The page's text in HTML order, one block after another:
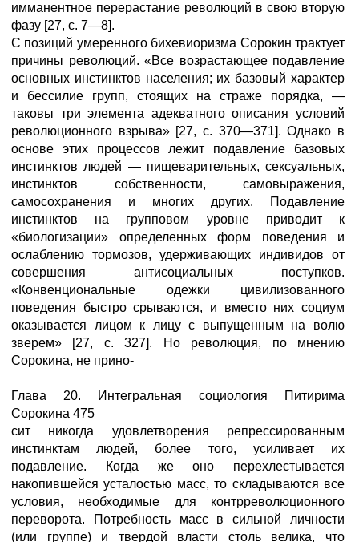
имманентное перерастание революций в свою вторую
фазу [27, с. 7—8].
С позиций умеренного бихевиоризма Сорокин трактует
причины революций. «Все возрастающее подавление
основных инстинктов населения; их базовый характер
и бессилие групп, стоящих на страже порядка, —
таковы три элемента адекватного описания условий
революционного взрыва» [27, с. 370—371]. Однако в
основе этих процессов лежит подавление базовых
инстинктов людей — пищеварительных, сексуальных,
инстинктов собственности, самовыражения,
самосохранения и многих других. Подавление
инстинктов на групповом уровне приводит к
«биологизации» определенных форм поведения и
ослаблению тормозов, удерживающих индивидов от
совершения антисоциальных поступков.
«Конвенциональные одежки цивилизованного
поведения быстро срываются, и вместо них социум
оказывается лицом к лицу с выпущенным на волю
зверем» [27, с. 327]. Но революция, по мнению
Сорокина, не прино-
Глава 20. Интегральная социология Питирима
Сорокина 475
сит никогда удовлетворения репрессированным
инстинктам людей, более того, усиливает их
подавление. Когда же оно перехлестывается
накопившейся усталостью масс, то складываются все
условия, необходимые для контрреволюционного
переворота. Потребность масс в сильной личности
(или группе) и твердой власти столь велика, что